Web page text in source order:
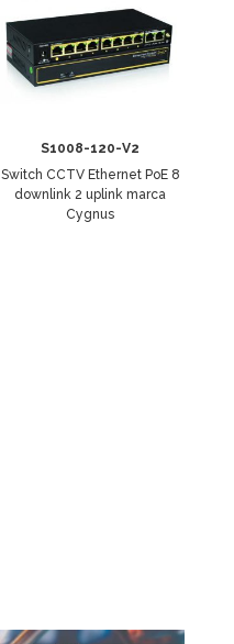
S1008-120-V2
Switch CCTV Ethernet PoE 8
downlink 2 uplink marca
Cygnus